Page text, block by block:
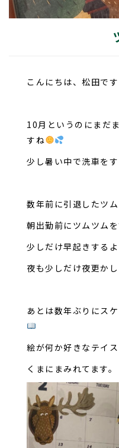
こんにちは、松田です
10月というのにまだ
すね
少し暑い中で洗車を
数年前に引退したツ
朝出勤前にツムツム
少しだけ早起きするよ
夜も少しだけ夜更かし
あとは数年ぶりにス
絵が何か好きなテイ
くまにまみれてます。